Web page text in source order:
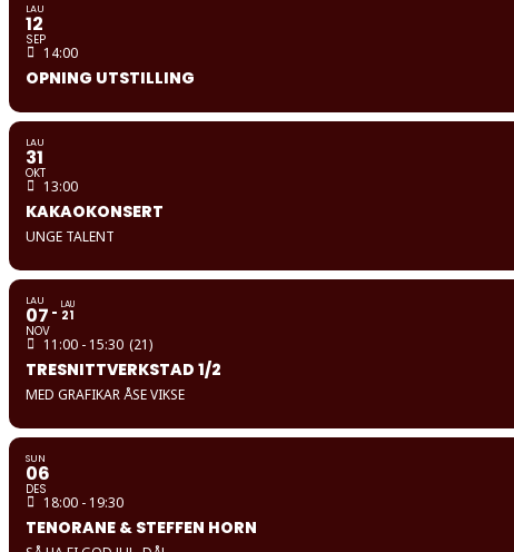
LAU
12
SEP
14:00
OPNING UTSTILLING
LAU
31
OKT
13:00
KAKAOKONSERT
UNGE TALENT
LAU
07
NOV
LAU
21
11:00 - 15:30 (21)
TRESNITTVERKSTAD 1/2
MED GRAFIKAR ÅSE VIKSE
SUN
06
DES
18:00 - 19:30
TENORANE & STEFFEN HORN